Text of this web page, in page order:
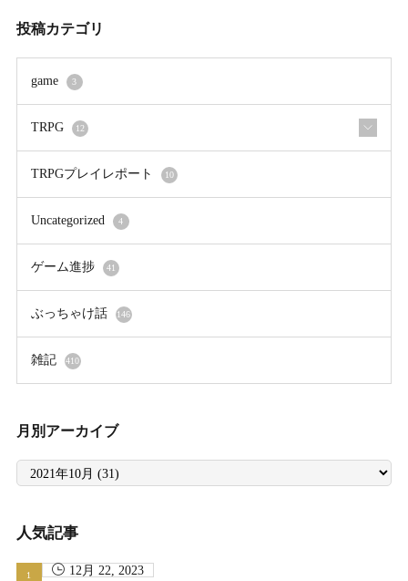
投稿カテゴリ
game 3
TRPG 12
TRPGプレイレポート 10
Uncategorized 4
ゲーム進捗 41
ぶっちゃけ話 146
雑記 410
月別アーカイブ
月
ア
イ
ブ
人気記事
12月 22, 2023